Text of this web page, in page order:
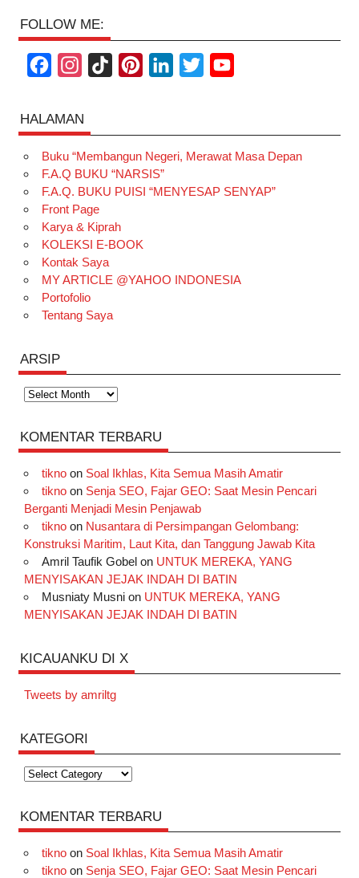
FOLLOW ME:
c
e
b
o
o
k
s
t
a
g
r
a
m
T
o
k
t
e
r
k
e
d
t
t
e
T
u
b
HALAMAN
Buku “Membangun Negeri, Merawat Masa Depan
F.A.Q BUKU “NARSIS”
F.A.Q. BUKU PUISI “MENYESAP SENYAP”
Front Page
Karya & Kiprah
KOLEKSI E-BOOK
Kontak Saya
MY ARTICLE @YAHOO INDONESIA
Portofolio
Tentang Saya
ARSIP
Arsip
KOMENTAR TERBARU
tiknoon Soal Ikhlas, Kita Semua Masih Amatir
tiknoon Senja SEO, Fajar GEO: Saat Mesin Pencari
Berganti Menjadi Mesin Penjawab
tiknoon Nusantara di Persimpangan Gelombang:
Konstruksi Maritim, Laut Kita, dan Tanggung Jawab Kita
Amril Taufik Gobelon UNTUK MEREKA, YANG
MENYISAKAN JEJAK INDAH DI BATIN
Musniaty Musnion UNTUK MEREKA, YANG
MENYISAKAN JEJAK INDAH DI BATIN
KICAUANKU DI X
Tweets by amriltg
KATEGORI
Kategori
KOMENTAR TERBARU
tiknoon Soal Ikhlas, Kita Semua Masih Amatir
tiknoon Senja SEO, Fajar GEO: Saat Mesin Pencari